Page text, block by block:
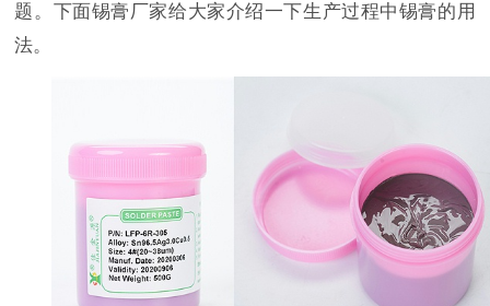
题。下面锡膏厂家给大家介绍一下生产过程中锡膏的用
法。